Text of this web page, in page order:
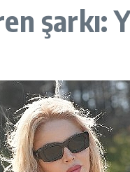
şarkı: